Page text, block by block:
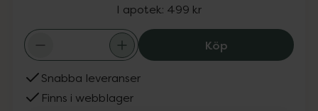
I apotek: 499 kr
KöpLenoites
Snabba leveranser
Finns i webblager